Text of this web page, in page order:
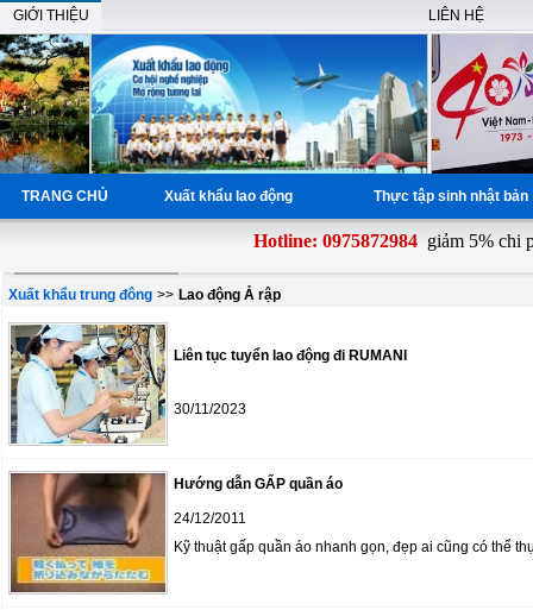
GIỚI THIỆU LIÊN HỆ
TRANG CHỦ Xuất khẩu lao động Thực tập sinh nhật
Hotline: 0975872984giảm 5% chi
Xuất khẩu trung đông >> Lao động Ả rập
Liên tục tuyển lao động đi RUMANI
30/11/2023
Hướng dẫn GẤP quần áo
24/12/2011
Kỹ thuật gấp quần áo nhanh gọn, đẹp ai cũng có thể